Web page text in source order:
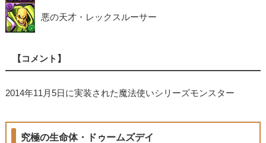
悪の天才・レックスルーサー
【コメント】
2014年11月5日に実装された魔法使いシリーズモンスター
究極の生命体・ドゥームズデイ